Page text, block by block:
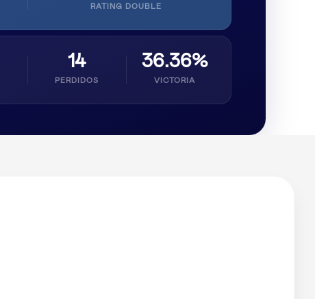
RATING DOUBLE
14
PERDIDOS
36.36%
VICTORIA